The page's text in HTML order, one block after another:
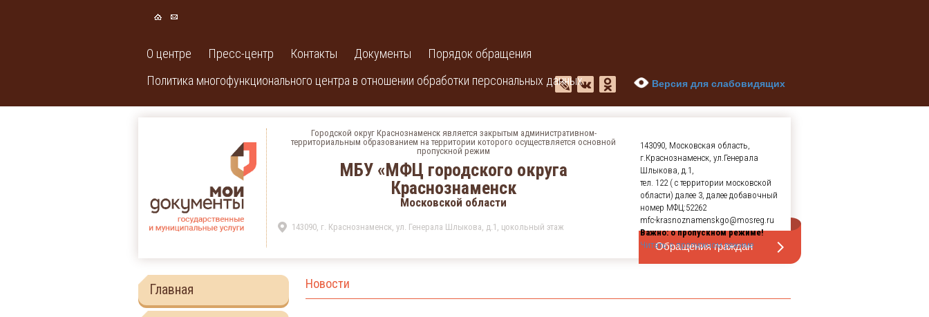
О центре Пресс-центр Контакты Документы
Порядок обращения
Политика многофункционального центра в отношении обработки персональных данных
Версия для слабовидящих
Городской округ Краснознаменск является закрытым административном-
территориальным образованием на территории которого осуществляется основной
пропускной режим
МБУ «МФЦ городского округа
Краснознаменск
Московской области
143090, г. Краснознаменск, ул. Генерала Шлыкова, д.1, цокольный этаж
143090, Московская область,
г.Краснознаменск, ул.Генерала
Шлыкова, д.1,
тел. 122 ( с территории московской
области) далее 3, далее добавочный
номер МФЦ:52262
mfc-krasnoznamenskgo@mosreg.ru
Важно: о пропускном режиме!
Читать о пропускном режиме
Обращения граждан
Главная Новости